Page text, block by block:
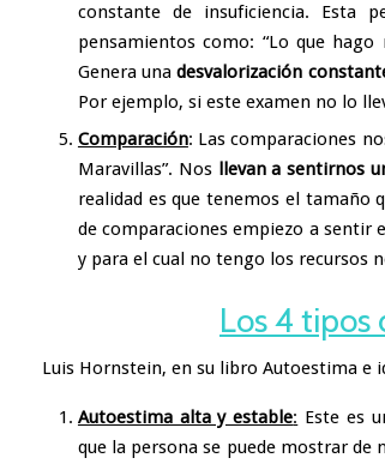
constante de insuficiencia. Esta
pensamientos como: “Lo que hago
Genera unadesvalorización
Por ejemplo, si este examen no lo
Comparación: Las comparaciones
Maravillas”. Nosllevan a sentirnos
realidad es que tenemos el tamaño
de comparaciones empiezo a sentir
y para el cual no tengo los recursos
Los 4
Luis Hornstein, en su libro Autoestima e
Autoestima alta y estable: Este es
que la persona se puede mostrar